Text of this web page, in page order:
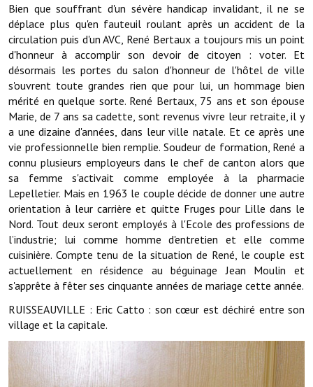
L'association des maires
L'office de tourisme
Le conseil départemental
VILLE PRATIQUE
Services publics intercommunaux
Affaires scolaires, CCAS
Eaux, assainissement
France services
France Renov
Déchets ménagers, tri sélectif, encombrants
Services publics communaux
Démarches administratives
Urbanisme
Bien que souffrant d'un sévère handicap invalidant, il ne se
déplace plus qu'en fauteuil roulant après un accident de la
circulation puis d'un AVC, René Bertaux a toujours mis un point
d'honneur à accomplir son devoir de citoyen : voter. Et
désormais les portes du salon d'honneur de l'hôtel de ville
s'ouvrent toute grandes rien que pour lui, un hommage bien
mérité en quelque sorte. René Bertaux, 75 ans et son épouse
Marie, de 7 ans sa cadette, sont revenus vivre leur retraite, il y
a une dizaine d'années, dans leur ville natale. Et ce après une
vie professionnelle bien remplie. Soudeur de formation, René a
connu plusieurs employeurs dans le chef de canton alors que
sa femme s'activait comme employée à la pharmacie
Lepelletier. Mais en 1963 le couple décide de donner une autre
orientation à leur carrière et quitte Fruges pour Lille dans le
Nord. Tout deux seront employés à l'Ecole des professions de
l’industrie; lui comme homme d'entretien et elle comme
cuisinière. Compte tenu de la situation de René, le couple est
actuellement en résidence au béguinage Jean Moulin et
s'apprête à fêter ses cinquante années de mariage cette année.
RUISSEAUVILLE : Eric Catto : son cœur est déchiré entre son
village et la capitale.